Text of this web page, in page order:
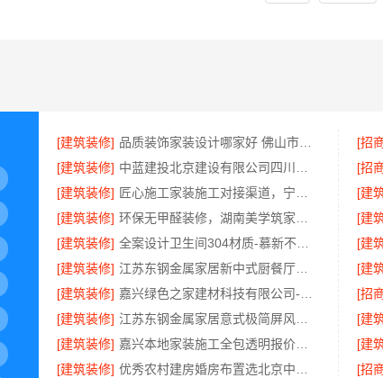
[建筑装修] [招
[建筑装修]
[招
[建筑装修]
[建
[建筑装修]
[建
[建筑装修]
[建
[建筑装修]
[建
[建筑装修]
[招
[建筑装修]
[建
[建筑装修]
[建
[建筑装修]
[招